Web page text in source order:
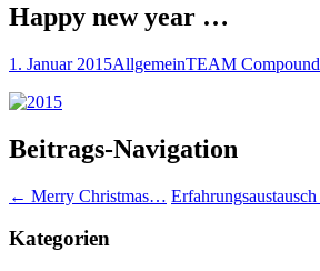
Happy new year …
1. Januar 2015AllgemeinTEAM Compound
Beitrags-Navigation
← Merry Christmas… Erfahrungsaustausch
Kategorien